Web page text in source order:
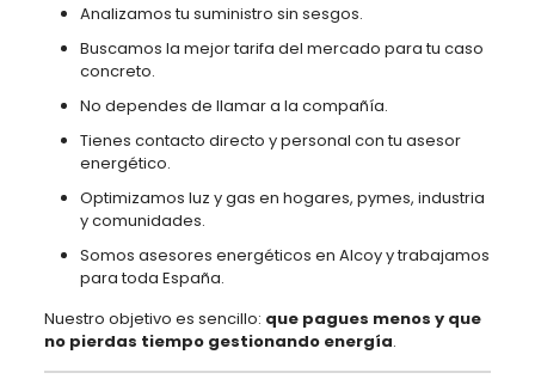
Analizamos tu suministro sin sesgos.
Buscamos la mejor tarifa del mercado para tu caso
concreto.
No dependes de llamar a la compañía.
Tienes contacto directo y personal con tu asesor
energético.
Optimizamos luz y gas en hogares, pymes, industria
y comunidades.
Somos asesores energéticos en Alcoy y trabajamos
para toda España.
Nuestro objetivo es sencillo: que pagues menos y que
no pierdas tiempo gestionando energía.